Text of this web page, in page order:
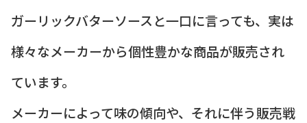
ガーリックバターソースと一口に言っても、実は
様々なメーカーから個性豊かな商品が販売され
ています。
メーカーによって味の傾向や、それに伴う販売戦